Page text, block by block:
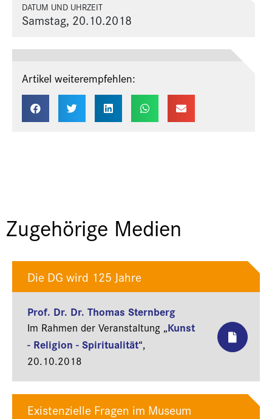
DATUM UND UHRZEIT
Samstag, 20.10.2018
Artikel weiterempfehlen:
Zugehörige Medien
Die DG wird 125 Jahre
Prof. Dr. Dr. Thomas Sternberg
Im Rahmen der Veranstaltung „Kunst
- Religion - Spiritualität“,
20.10.2018
Existenzielle Fragen im Museum